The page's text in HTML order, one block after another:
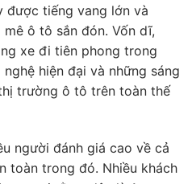
được tiếng vang lớn và
ô tô sắn đón. Vốn dĩ,
xe đi tiên phong trong
hiện đại và những sáng
trường ô tô trên toàn thế
người đánh giá cao về cả
toàn trong đó. Nhiều khách